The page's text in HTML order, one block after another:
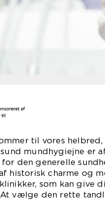
til vores
sund mundhygiejne er
for den generelle
historisk charme og
som kan give
vælge den rette